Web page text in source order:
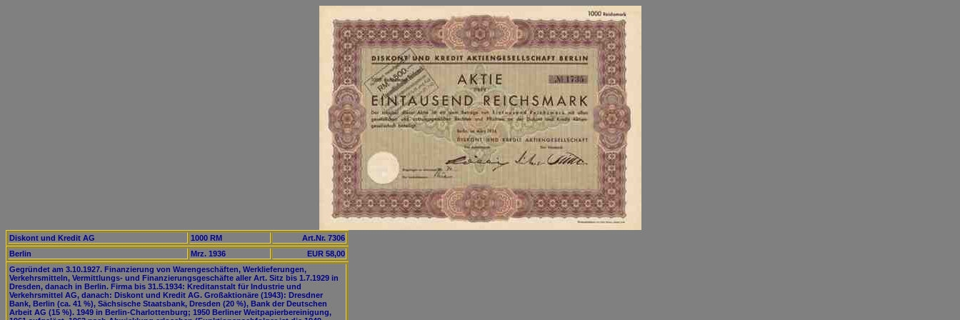
Diskont und Kredit AG 1000 RM
Art.Nr. 7306
Berlin
Mrz. 1936
EUR 58,00
Gegründet am 3.10.1927. Finanzierung von Warengeschäften, Werklieferungen,
Verkehrsmitteln, Vermittlungs- und Finanzierungsgeschäfte aller Art. Sitz bis 1.7.1929 in
Dresden, danach in Berlin. Firma bis 31.5.1934: Kreditanstalt für Industrie und
Verkehrsmittel AG, danach: Diskont und Kredit AG. Großaktionäre (1943): Dresdner
Bank, Berlin (ca. 41 %), Sächsische Staatsbank, Dresden (20 %), Bank der Deutschen
Arbeit AG (15 %). 1949 in Berlin-Charlottenburg; 1950 Berliner Weitpapierbereinigung,